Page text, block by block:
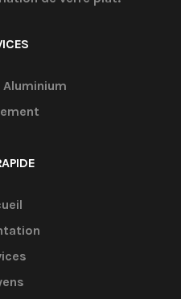
Aluminium